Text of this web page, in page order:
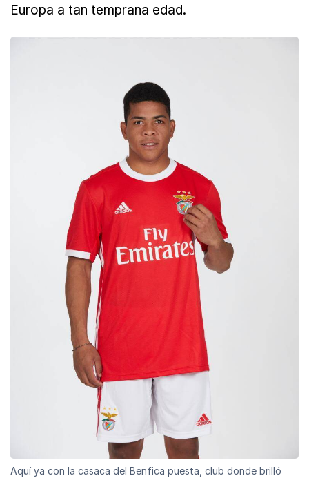
Europa a tan temprana edad.
Aquí ya con la casaca del Benfica puesta, club donde brilló